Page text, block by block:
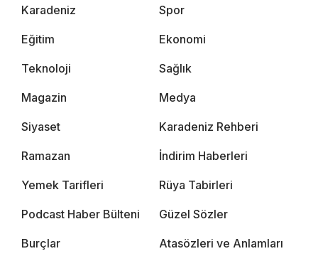
Karadeniz Spor
Eğitim Ekonomi
Teknoloji Sağlık
Magazin Medya
Siyaset Karadeniz Rehberi
Ramazan İndirim Haberleri
Yemek Tarifleri Rüya Tabirleri
Podcast Haber Bülteni Güzel Sözler
Burçlar Atasözleri ve Anlamları